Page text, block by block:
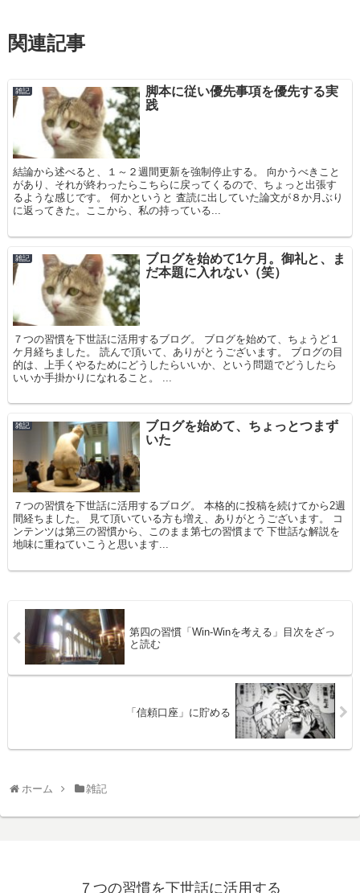
関連記事
雑記
脚本に従い優先事項を優先する実
践
結論から述べると、１～２週間更新を強制停止する。 向かうべきこと
があり、それが終わったらこちらに戻ってくるので、ちょっと出張す
るような感じです。 何かというと 査読に出していた論文が８か月ぶり
に返ってきた。ここから、私の持っている...
雑記
ブログを始めて1ケ月。御礼と、ま
だ本題に入れない（笑）
７つの習慣を下世話に活用するブログ。 ブログを始めて、ちょうど１
ケ月経ちました。 読んで頂いて、ありがとうございます。 ブログの目
的は、上手くやるためにどうしたらいいか、という問題でどうしたら
いいか手掛かりになれること。 ...
雑記
ブログを始めて、ちょっとつまず
いた
７つの習慣を下世話に活用するブログ。 本格的に投稿を続けてから2週
間経ちました。 見て頂いている方も増え、ありがとうございます。 コ
ンテンツは第三の習慣から、このまま第七の習慣まで 下世話な解説を
地味に重ねていこうと思います...
第四の習慣「Win-Winを考える」目次をざっ
と読む
「信頼口座」に貯める
ホーム 雑記
７つの習慣を下世話に活用する